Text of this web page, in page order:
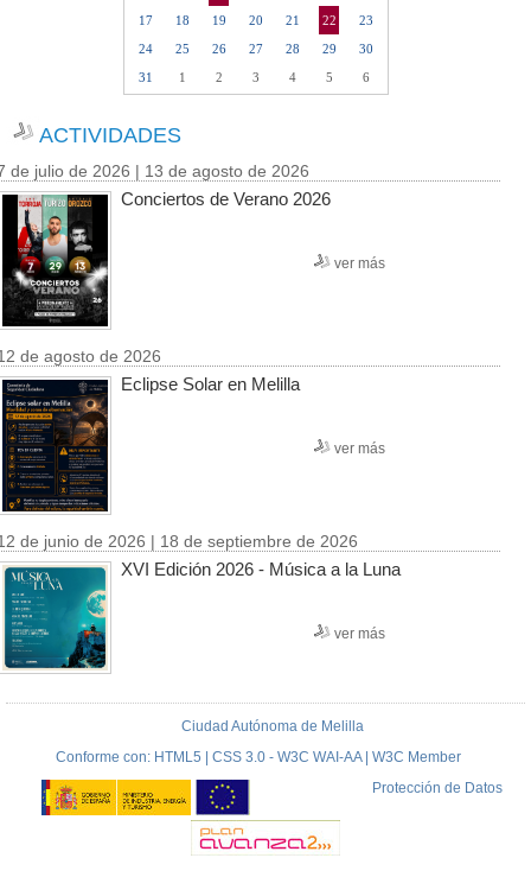
17
18 19 20 21 22
23
24
25 26 27 28 29
30
31
1 2 3 4 5 6
ACTIVIDADES
de julio de 2026 | 13 de agosto de 2026
Conciertos de Verano 2026
ver más
de agosto de 2026
Eclipse Solar en Melilla
ver más
de junio de 2026 | 18 de septiembre de 2026
XVI Edición 2026 - Música a la Luna
ver más
Ciudad Autónoma de Melilla
Conforme con: HTML5 | CSS 3.0 - W3C WAI-AA | W3C Member
Protección de Datos